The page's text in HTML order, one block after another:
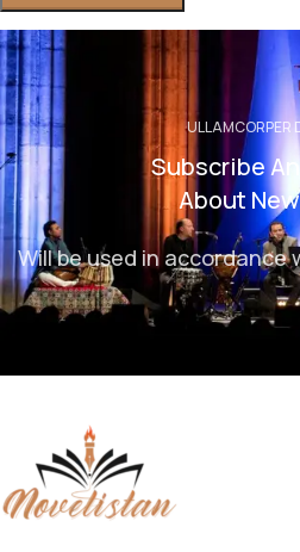
ULLAMCORPER
Subscribe
About
Will be used in accordance